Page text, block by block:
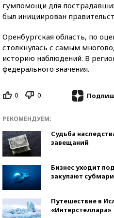
гумпомощи для
был инициирован
Оренбургская область, по
столкнулась с самым
историю наблюдений. В
федерального значения.
0 0
РЕКОМЕНДУЕМ:
Судьба
завещаний
Бизнес уходит
закупают
Путешествие в
«Интерстеллара»